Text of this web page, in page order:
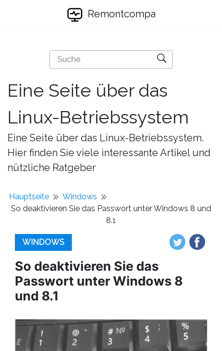
Remontcompa
Eine Seite über das
Linux-Betriebssystem
Eine Seite über das Linux-Betriebssystem.
Hier finden Sie viele interessante Artikel und
nützliche Ratgeber
Hauptseite
Windows
So deaktivieren Sie das Passwort unter Windows 8 und
8.1
WINDOWS
So deaktivieren Sie das
Passwort unter Windows 8
und 8.1